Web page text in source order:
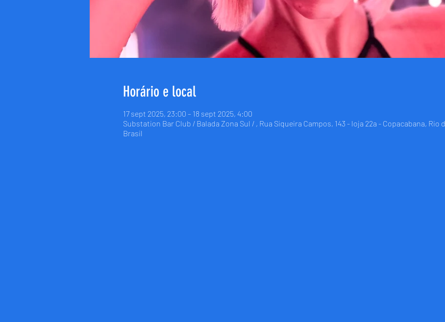
Horário e local
17 sept 2025, 23:00 – 18 sept 2025, 4:00
Substation Bar Club / Balada Zona Sul / , Rua Siqueira Campos, 143 - loja 22a - Copacabana, Rio
Brasil